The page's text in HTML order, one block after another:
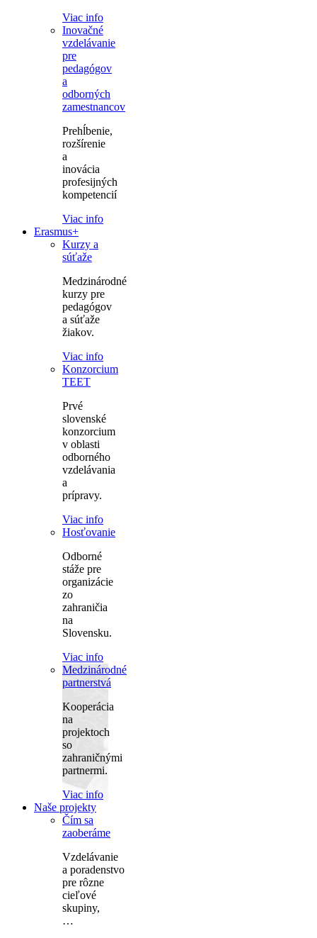
Viac info
Inovačné
vzdelávanie
pre
pedagógov
a
odborných
zamestnancov
Prehĺbenie,
rozšírenie
a
inovácia
profesijných
kompetencií
Viac info
Erasmus+
Kurzy a
súťaže
Medzinárodné
kurzy pre
pedagógov
a súťaže
žiakov.
Viac info
Konzorcium
TEET
Prvé
slovenské
konzorcium
v oblasti
odborného
vzdelávania
a
prípravy.
Viac info
Hosťovanie
Odborné
stáže pre
organizácie
zo
zahraničia
na
Slovensku.
Viac info
Medzinárodné
partnerstvá
Kooperácia
na
projektoch
so
zahraničnými
partnermi.
Viac info
Naše projekty
Čím sa
zaoberáme
Vzdelávanie
a poradenstvo
pre rôzne
cieľové
skupiny,
…